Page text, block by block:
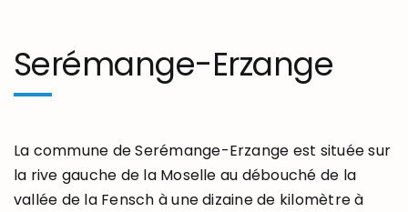
Serémange-Erzange
La commune de Serémange-Erzange est située sur
la rive gauche de la Moselle au débouché de la
vallée de la Fensch à une dizaine de kilomètre à